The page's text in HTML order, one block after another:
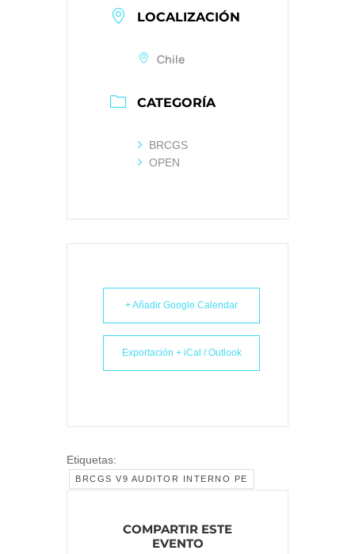
LOCALIZACIÓN
Chile
CATEGORÍA
BRCGS
OPEN
+ Añadir Google Calendar
Exportación + iCal / Outlook
Etiquetas:
BRCGS V9 AUDITOR INTERNO PE
COMPARTIR ESTE
EVENTO